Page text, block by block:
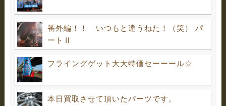
番外編！！ いつもと違うねた！（笑） パ
ートⅡ
フライングゲット大大特価セーーール☆
本日買取させて頂いたパーツです。